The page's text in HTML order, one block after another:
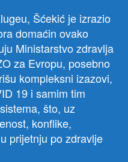
Šćekić je izrazio
domaćin ovako
Ministarstvo zdravlja
za Evropu, posebno
kompleksni izazovi,
19 i samim tim
što, uz
konflike,
prijetnju po zdravlje